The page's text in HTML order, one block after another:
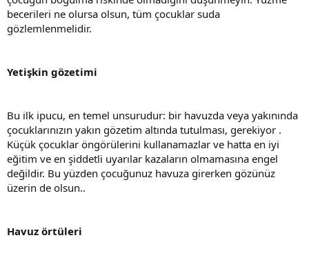
becerileri ne olursa olsun, tüm çocuklar suda
gözlemlenmelidir.
Yetişkin gözetimi
Bu ilk ipucu, en temel unsurudur: bir havuzda veya yakınında
çocuklarınızın yakın gözetim altında tutulması, gerekiyor .
Küçük çocuklar öngörülerini kullanamazlar ve hatta en iyi
eğitim ve en şiddetli uyarılar kazaların olmamasına engel
değildir. Bu yüzden çocuğunuz havuza girerken gözünüz
üzerin de olsun..
Havuz örtüleri